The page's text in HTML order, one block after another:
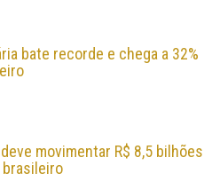
bate recorde e chega a 32%
movimentar R$ 8,5 bilhões